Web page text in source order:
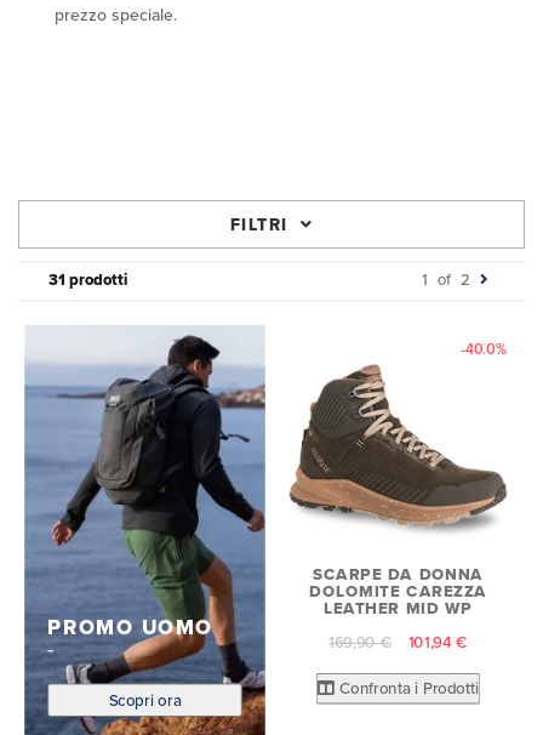
prezzo speciale.
FILTRI
31 prodotti 1 of 2
PROMO UOMO
Scopri ora
-40.0%
SCARPE DA DONNA
DOLOMITE CAREZZA
LEATHER MID WP
169,90 €
101,94 €
Confronta i Prodotti